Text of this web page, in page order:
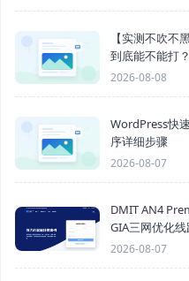
【实测不吹不
到底能不能打？
2026-08-08
WordPress快
序详细步骤
2026-08-07
DMIT AN4
GIA三网优化
2026-08-07